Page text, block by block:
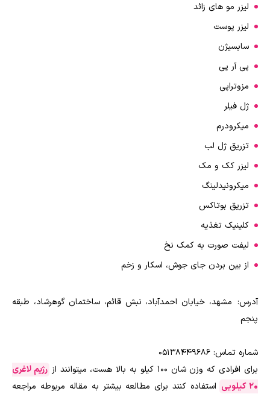
لیزر مو های زائد
لیزر پوست
سابسیژن
پی آر پی
مزوتراپی
ژل فیلر
میکرودرم
تزریق ژل لب
لیزر کک و مک
میکرونیدلینگ
تزریق بوتاکس
کلینیک تغذیه
لیفت صورت به کمک نخ
از بین بردن جای جوش، اسکار و زخم
آدرس: مشهد، خیابان احمدآباد، نبش قائم، ساختمان گوهرشاد، طبقه
پنجم
شماره تماس: 05138449686
برای افرادی که وزن شان ۱۰۰ کیلو به بالا هست، میتوانند از
رژیم لاغری
20 کیلویی
استفاده کنند برای مطالعه بیشتر به مقاله مربوطه مراجعه